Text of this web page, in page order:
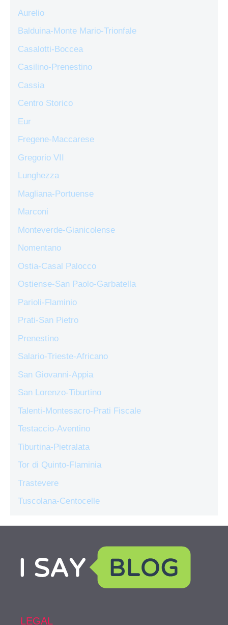
Aurelio
Balduina-Monte Mario-Trionfale
Casalotti-Boccea
Casilino-Prenestino
Cassia
Centro Storico
Eur
Fregene-Maccarese
Gregorio VII
Lunghezza
Magliana-Portuense
Marconi
Monteverde-Gianicolense
Nomentano
Ostia-Casal Palocco
Ostiense-San Paolo-Garbatella
Parioli-Flaminio
Prati-San Pietro
Prenestino
Salario-Trieste-Africano
San Giovanni-Appia
San Lorenzo-Tiburtino
Talenti-Montesacro-Prati Fiscale
Testaccio-Aventino
Tiburtina-Pietralata
Tor di Quinto-Flaminia
Trastevere
Tuscolana-Centocelle
LEGAL